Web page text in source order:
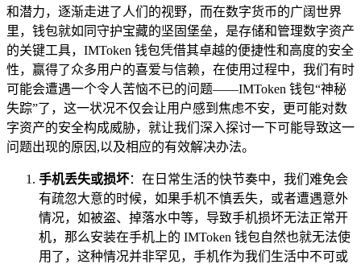
和潜力，逐渐走进了人们的视野，而在数字货币的广阔世界
里，钱包就如同守护宝藏的坚固堡垒，是存储和管理数字资产
的关键工具，IMToken 钱包凭借其卓越的便捷性和高度的安全
性，赢得了众多用户的喜爱与信赖，在使用过程中，我们有时
可能会遭遇一个令人苦恼不已的问题——IMToken 钱包“神秘
失踪”了，这一状况不仅会让用户感到焦虑不安，更可能对数
字资产的安全构成威胁，就让我们深入探讨一下可能导致这一
问题出现的原因,以及相应的有效解决办法。
手机丢失或损坏：在日常生活的快节奏中，我们难免会
有疏忽大意的时候，如果手机不慎丢失，或者遭遇意外
情况，如被盗、掉落水中等，导致手机损坏无法正常开
机，那么安装在手机上的 IMToken 钱包自然也就无法使
用了，这种情况并非罕见，手机作为我们生活中不可或